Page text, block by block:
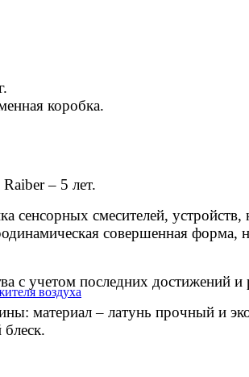
воздуха
коробка.
– 5 лет.
сенсорных смесителей,
совершенная форма,
с учетом последних достижений и
материал – латунь прочный и